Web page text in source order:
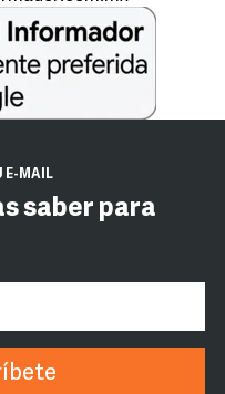
E-MAIL
saber para